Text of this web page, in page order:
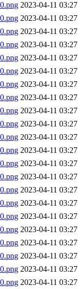
2023-04-11 03:27
2023-04-11 03:27
2023-04-11 03:27
2023-04-11 03:27
2023-04-11 03:27
2023-04-11 03:27
2023-04-11 03:27
2023-04-11 03:27
2023-04-11 03:27
2023-04-11 03:27
2023-04-11 03:27
2023-04-11 03:27
2023-04-11 03:27
2023-04-11 03:27
2023-04-11 03:27
2023-04-11 03:27
2023-04-11 03:27
2023-04-11 03:27
2023-04-11 03:27
2023-04-11 03:27
2023-04-11 03:27
2023-04-11 03:27